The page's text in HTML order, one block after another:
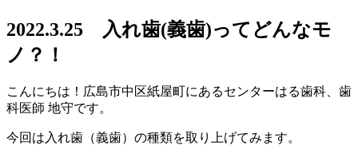
2022.3.25 入れ歯(義歯)ってどんなモ
ノ？！
こんにちは！広島市中区紙屋町にあるセンターはる歯科、歯
科医師 地守です。
今回は入れ歯（義歯）の種類を取り上げてみます。